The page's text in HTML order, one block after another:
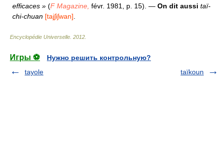
efficaces » (F Magazine, févr. 1981, p. 15). — On dit aussi taï-
chi-chuan [tajʃiʃwan]
Encyclopédie Universelle 2012
Игры ⚽
Нужно решить контрольную?
tayole
taïkoun